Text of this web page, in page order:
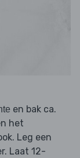
en bak ca.
het
Leg een
Laat 12-